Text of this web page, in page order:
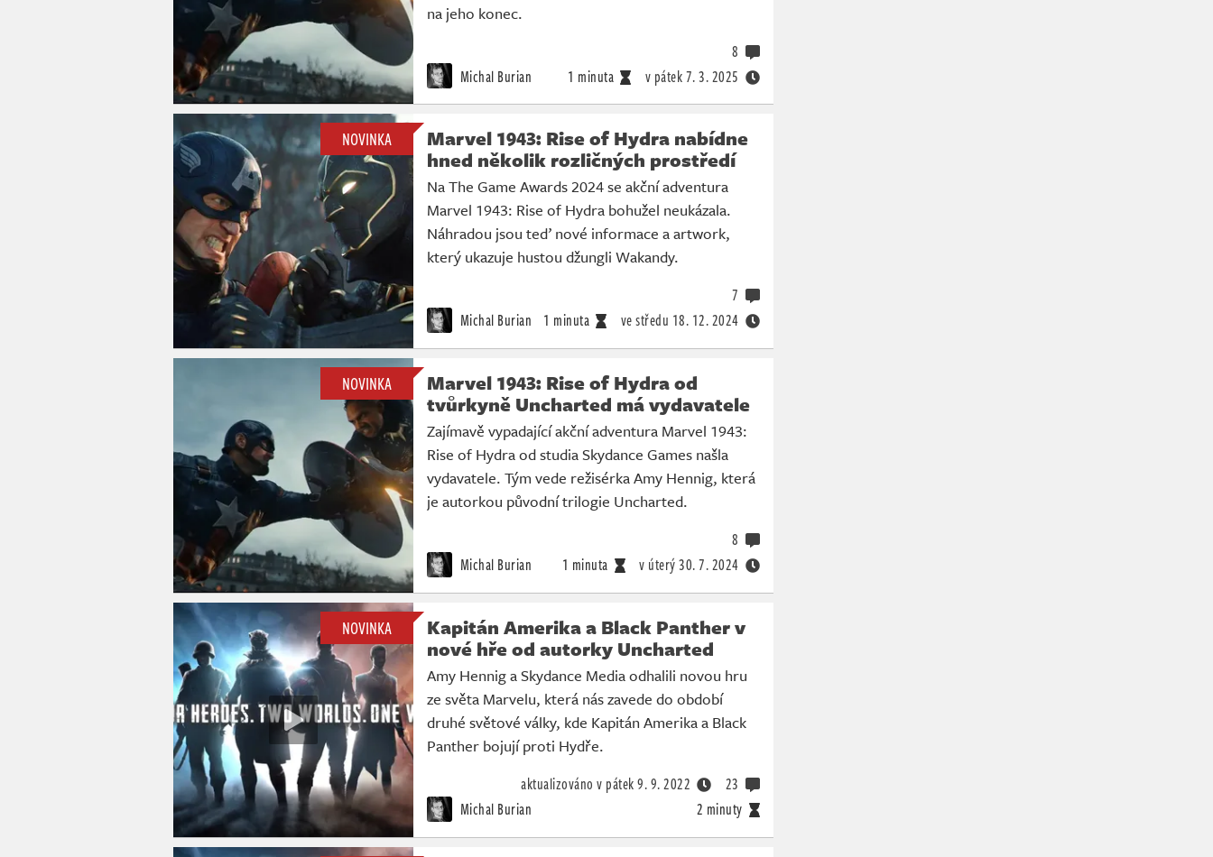
na jeho konec.
Michal Burian 1 minuta v pátek7. 3. 2025
8
NOVINKA
Marvel 1943: Rise of Hydra nabídne
hned několik rozličných prostředí
Na The Game Awards 2024 se akční adventura
Marvel 1943: Rise of Hydra bohužel neukázala.
Náhradou jsou teď nové informace a artwork,
který ukazuje hustou džungli Wakandy.
Michal Burian 1 minuta ve středu 18. 12. 2024
7
NOVINKA
Marvel 1943: Rise of Hydra od
tvůrkyně Uncharted má vydavatele
Zajímavě vypadající akční adventura Marvel 1943:
Rise of Hydra od studia Skydance Games našla
vydavatele. Tým vede režisérka Amy Hennig, která
je autorkou původní trilogie Uncharted.
Michal Burian 1 minuta v úterý30. 7. 2024
8
NOVINKA
Kapitán Amerika a Black Panther v
nové hře od autorky Uncharted
Amy Hennig a Skydance Media odhalili novou hru
ze světa Marvelu, která nás zavede do období
druhé světové války, kde Kapitán Amerika a Black
Panther bojují proti Hydře.
Michal Burian 2 minuty
aktualizováno v pátek9. 9. 2022 23